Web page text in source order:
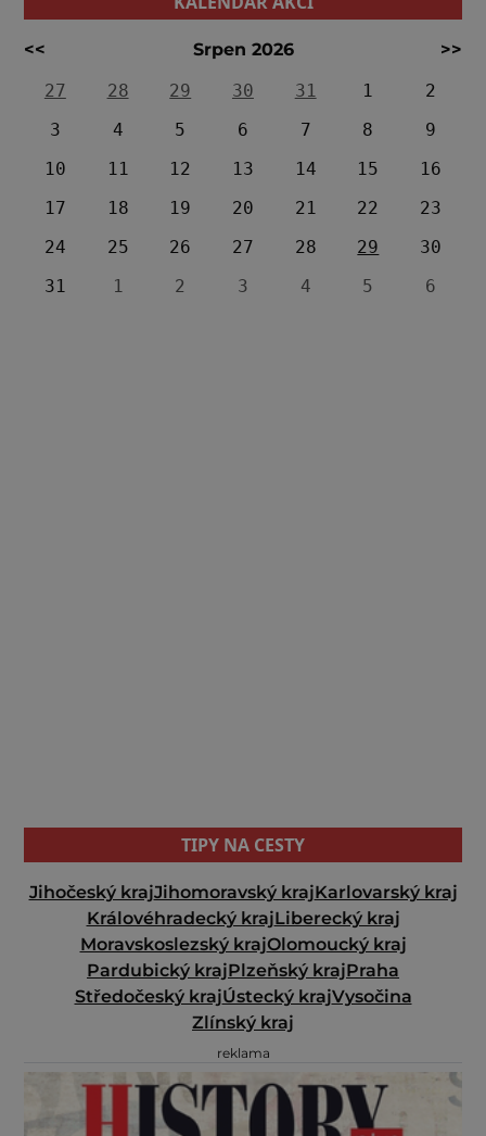
<< Srpen 2026
>>
27
28 29 30 31 1
2
3
4 5 6 7 8
9
10
11 12 13 14 15
16
17
18 19 20 21 22
23
24
25 26 27 28 29
30
31
1 2 3 4 5 6
TIPY NA CESTY
Jihočeský krajJihomoravský krajKarlovarský kraj
Královéhradecký krajLiberecký kraj
Moravskoslezský krajOlomoucký kraj
Pardubický krajPlzeňský krajPraha
Středočeský krajÚstecký krajVysočina
Zlínský kraj
reklama